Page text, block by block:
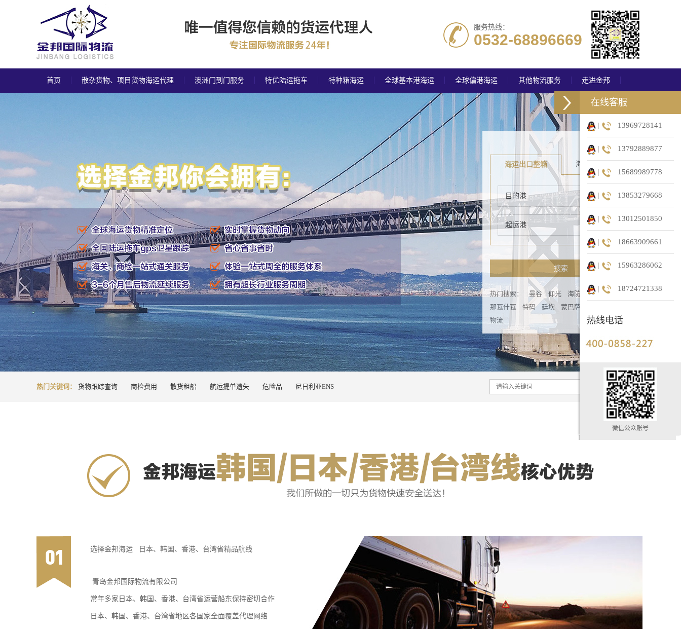
服务热线：
0532-68896669
首页 散杂货物、项目货物海运代理 澳洲门到门服务 特优陆运拖车 特种箱海运 全球基本港海运 全球偏港海运 其他物流服务 走进金邦
海运出口整箱 海运出口拼箱
搜索
热门搜索： 曼谷 仰光 海防 迪拜
卡拉奇
那瓦什瓦
特码 廷坎 蒙巴萨
物流
热门关键词： 货物跟踪查询 商检费用 散货租船 航运提单遗失 危险品 尼日利亚ENS
选择金邦海运 日本、韩国、香港、台湾省精品航线
青岛金邦国际物流有限公司
常年多家日本、韩国、香港、台湾省运营船东保持密切合作
日本、韩国、香港、台湾省地区各国家全面覆盖代理网络
在线客服
| 13969728141
| 13792889877
| 15689989778
| 13853279668
| 13012501850
| 18663909661
| 15963286062
| 18724721338
热线电话
微信公众账号